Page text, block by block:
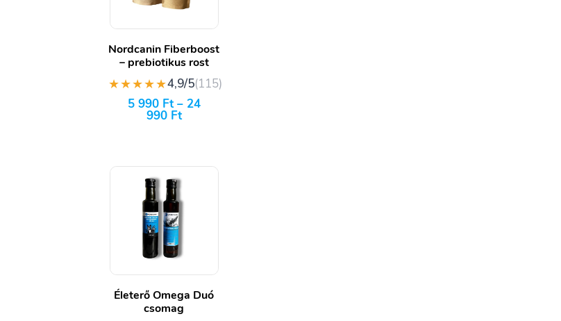
Nordcanin Fiberboost
– prebiotikus rost
★★★★★4,9/5(115)
5 990 Ft– 24
990 Ft
Életerő Omega Duó
csomag